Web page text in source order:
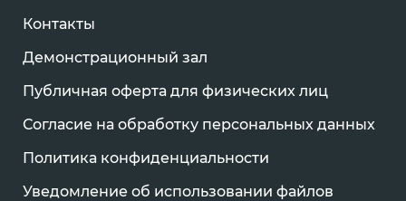
Контакты
Демонстрационный зал
Публичная оферта для физических лиц
Согласие на обработку персональных данных
Политика конфиденциальности
Уведомление об использовании файлов